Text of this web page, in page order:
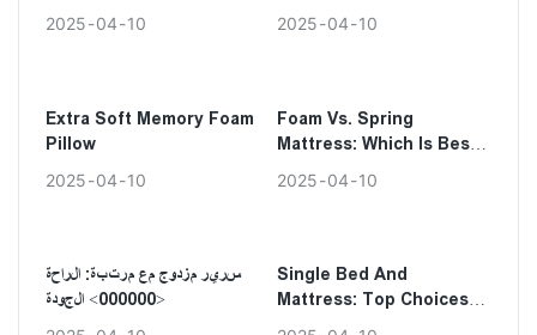
انتظارك
2025 04 10 2025 04 10
Extra Soft Memory Foam
Pillow
2025 04 10
Foam Vs. Spring
Mattress: Which Is Best
2025 04 10
سرير مزدوج مع مرتبة: الراحة
<000000> الجودة
Single Bed And
Mattress: Top Choices